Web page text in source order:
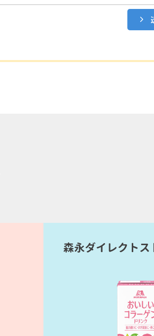
森永ダイレクト